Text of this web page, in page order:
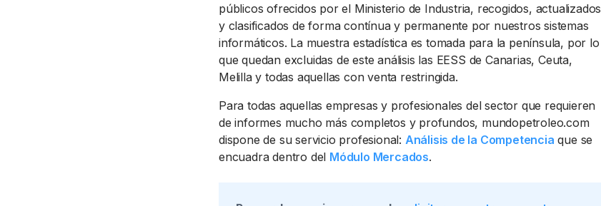
públicos ofrecidos por el Ministerio de Industria, recogidos, actualizados
y clasificados de forma contínua y permanente por nuestros sistemas
informáticos. La muestra estadística es tomada para la península, por lo
que quedan excluidas de este análisis las EESS de Canarias, Ceuta,
Melilla y todas aquellas con venta restringida.
Para todas aquellas empresas y profesionales del sector que requieren
de informes mucho más completos y profundos, mundopetroleo.com
dispone de su servicio profesional: Análisis de la Competencia que se
encuadra dentro del Módulo Mercados.